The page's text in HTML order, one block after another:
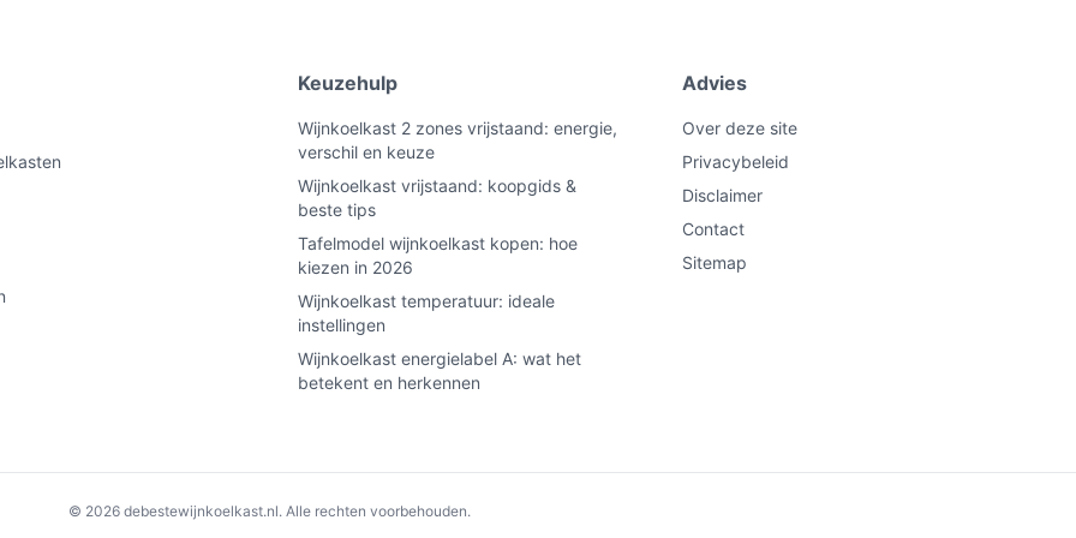
Keuzehulp
Wijnkoelkast 2 zones vrijstaand: energie,
verschil en keuze
Wijnkoelkast vrijstaand: koopgids &
beste tips
Tafelmodel wijnkoelkast kopen: hoe
kiezen in 2026
Wijnkoelkast temperatuur: ideale
instellingen
Wijnkoelkast energielabel A: wat het
betekent en herkennen
Advies
Over deze site
Privacybeleid
Disclaimer
Contact
Sitemap
© 2026 debestewijnkoelkast.nl. Alle rechten voorbehouden.